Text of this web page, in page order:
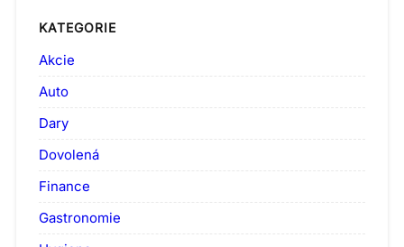
KATEGORIE
Akcie
Auto
Dary
Dovolená
Finance
Gastronomie